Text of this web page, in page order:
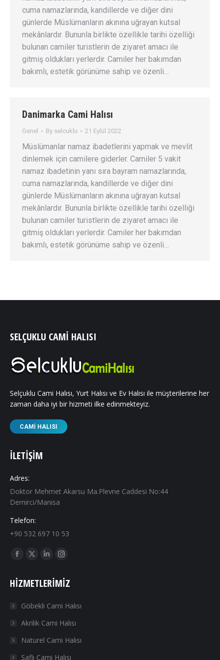
cuma namazlarında, kandillerde ve diğer dini
günlerde Müslümanların akınına uğrayan kutsal
mekânlardır. Bununla birlikte özellikle tarihi özelliği
bulunan camiler turistlerin de ziyaret amacı ile
gitmiş oldukları yerlerdir. Camiler her bakımdan
bakımlı, estetik görünüme sahip ve özenli…
Danimarka Cami Halısı
Genel By selcuklu 21 Eylül 2022
Müslümanlar namaz ibadetlerini yapmak ve mevlit
dinlemek için camilere giderler. Camiler 5 vakit
namaz ibadetinin yanı sıra bayram namazlarında,
cuma namazlarında, kandillerde ve diğer dini
günlerde Müslümanların akınına uğrayan kutsal
mekânlardır. Bununla birlikte özellikle tarihi özelliği
bulunan camiler turistlerin de ziyaret amacı ile
gitmiş oldukları yerlerdir. Camiler her bakımdan
bakımlı, estetik görünüme sahip ve özenli…
SELÇUKLU CAMI HALISI
Selçuklu Cami Halısı, Yurt Halısı ve Ev Halısı ile müşterilerine her
zaman daha iyi bir hizmeti ilke edinmekteyiz.
CAMI HALISI
İLETIŞIM
Adres:
Doktor Mehmet Akarsu Ma.Plevne Caddesi No:44
Demirci/Manisa
Telefon:
+90 532 697 10 53
Find us on:
Facebook
opens
new
window
X
opens
new
window
Linkedin
opens
new
window
Instagram
opens
new
window
HIZMETLERIMIZ
Göbekli Cami Halısı
Akrilik Cami Halısı
Naturel Cami Halısı
Saflı Cami Halısı